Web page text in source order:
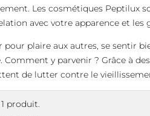
Les cosmétiques Peptilux
avec votre apparence et les
pour plaire aux autres, se sentir
Comment y parvenir ? Grâce à
de lutter contre le
produit.